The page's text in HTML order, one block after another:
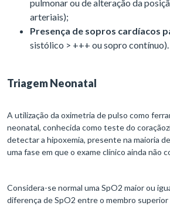
pulmonar ou de alteração da
arteriais);
Presença de sopros cardíacos
sistólico > +++ ou sopro contínuo).
Triagem Neonatal
A utilização da oximetria de pulso como
neonatal, conhecida como teste do
detectar a hipoxemia, presente na maioria
uma fase em que o exame clínico ainda não
Considera-se normal uma SpO2 maior ou
diferença de SpO2 entre o membro